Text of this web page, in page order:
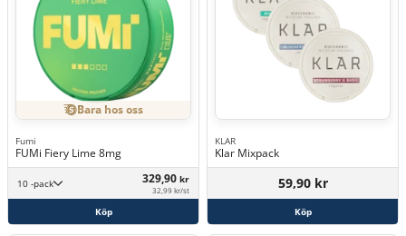
Bara hos oss
Fumi
FUMi Fiery Lime 8mg
10 -pack 329,90 kr
32,99 kr/st
Köp
KLAR
Klar Mixpack
59,90 kr
Köp